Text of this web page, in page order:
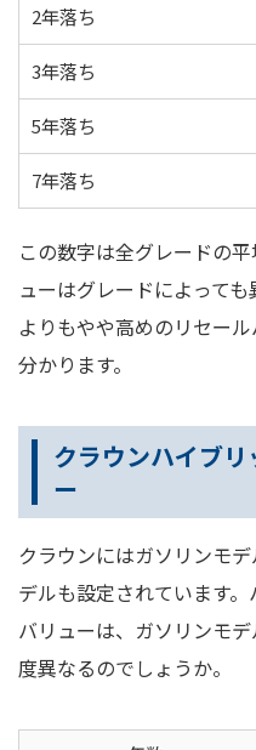
2年落ち
3年落ち
5年落ち
7年落ち
この数字は全グレードの
ューはグレードによって
よりもやや高めのリセー
分かります。
クラウンハイブ
ー
クラウンにはガソリンモ
デルも設定されています
バリューは、ガソリンモ
度異なるのでしょうか。